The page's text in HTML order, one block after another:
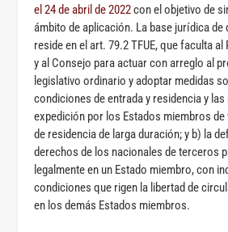
el 24 de abril de 2022con el objetivo de
ámbito de aplicación. La base jurídica de
reside en el art. 79.2 TFUE, que faculta
y al Consejo para actuar con arreglo al
legislativo ordinario y adoptar medidas
condiciones de entrada y residencia y
expedición por los Estados miembros
de residencia de larga duración; y b) la
derechos de los nacionales de terceros
legalmente en un Estado miembro, con
condiciones que rigen la libertad de
en los demás Estados miembros.